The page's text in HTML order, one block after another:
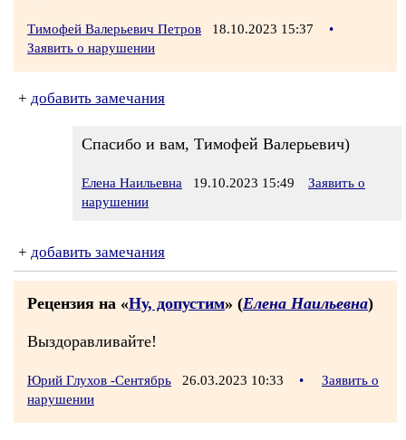
Тимофей Валерьевич Петров 18.10.2023 15:37
•
Заявить о нарушении
+ добавить замечания
Спасибо и вам, Тимофей Валерьевич)
Елена Наильевна 19.10.2023 15:49
Заявить о
нарушении
+ добавить замечания
Рецензия на «Ну, допустим» (Елена Наильевна)
Выздоравливайте!
Юрий Глухов -Сентябрь 26.03.2023 10:33 •
Заявить о
нарушении